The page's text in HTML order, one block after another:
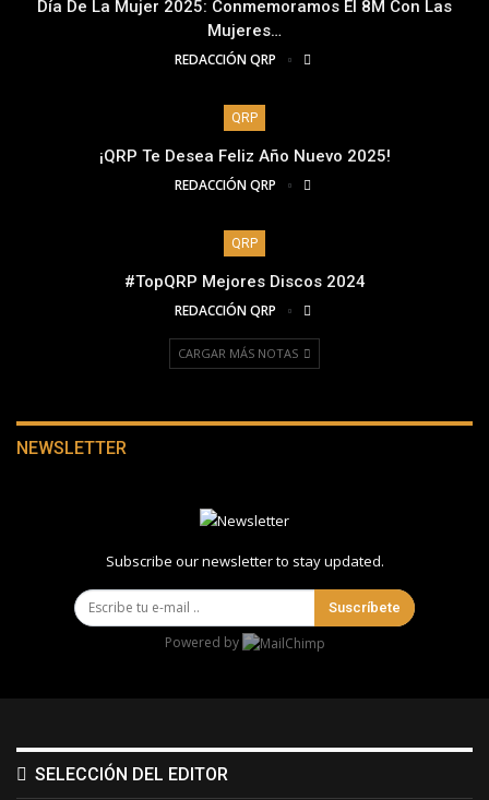
Día De La Mujer 2025: Conmemoramos El 8M Con Las
Mujeres…
REDACCIÓN QRP
QRP
¡QRP Te Desea Feliz Año Nuevo 2025!
REDACCIÓN QRP
QRP
#TopQRP Mejores Discos 2024
REDACCIÓN QRP
CARGAR MÁS NOTAS
NEWSLETTER
Subscribe our newsletter to stay updated.
Suscríbete
Powered by
SELECCIÓN DEL EDITOR